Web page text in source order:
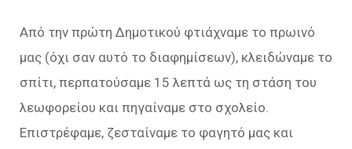
Από την πρώτη Δημοτικού φτιάχναμε το πρωινό
μας (όχι σαν αυτό το διαφημίσεων), κλειδώναμε το
σπίτι, περπατούσαμε 15 λεπτά ως τη στάση του
λεωφορείου και πηγαίναμε στο σχολείο.
Επιστρέφαμε, ζεσταίναμε το φαγητό μας και